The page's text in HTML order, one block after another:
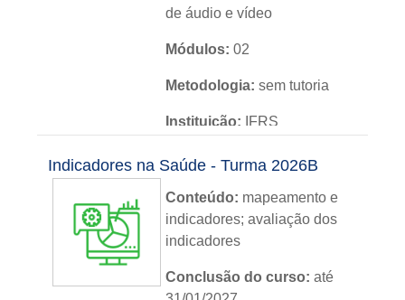
de áudio e vídeo
Módulos: 02
Metodologia: sem tutoria
Instituição: IFRS
Nível: básico
Idioma:português
Indicadores na Saúde - Turma 2026B
Conteúdo: mapeamento e
indicadores; avaliação dos
indicadores
Conclusão do curso: até